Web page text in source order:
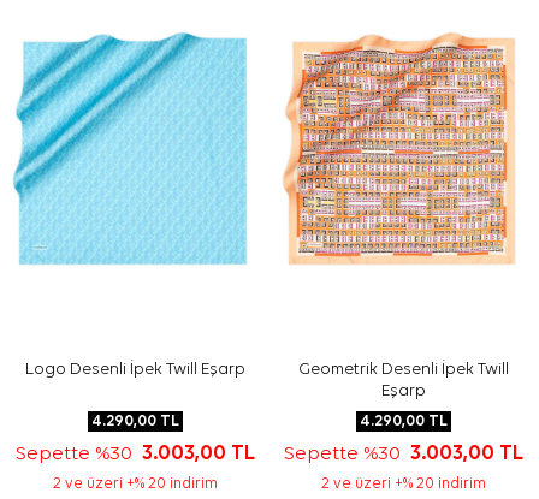
izleyiniz. İpek ve hassas eşarplarda elde bakım ihtiyacı
olduğundaAker İpek Eşarp Şampuanıtercih edebilirsiniz.
Sıkça Sorulan Sorular
Bej İpek Kare Daire Desenli Eşarp ölçüsü nedir?
Bu ipek eşarp hangi desenlere sahiptir?
Cacharel eşarp hangi kombinlerle kullanılabilir?
Bu model tivil eşarp mı?
Logo Desenli İpek Twill Eşarp
4.290,00TL
Sepette %30 3.003,00 TL
2 ve üzeri +% 20 indirim
Geometrik Desenli İpek Twill
Eşarp
4.290,00 TL
Sepette %303.003,00 TL
2 ve üzeri +% 20 indirim